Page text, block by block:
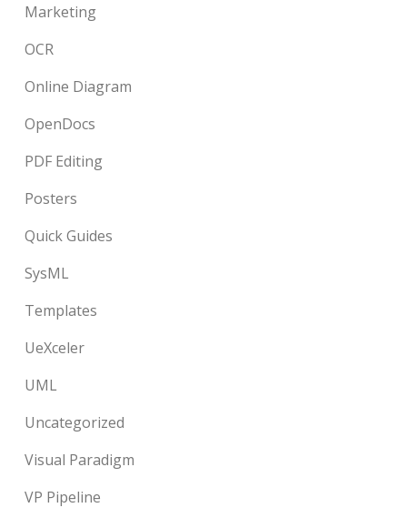
Marketing
OCR
Online Diagram
OpenDocs
PDF Editing
Posters
Quick Guides
SysML
Templates
UeXceler
UML
Uncategorized
Visual Paradigm
VP Pipeline